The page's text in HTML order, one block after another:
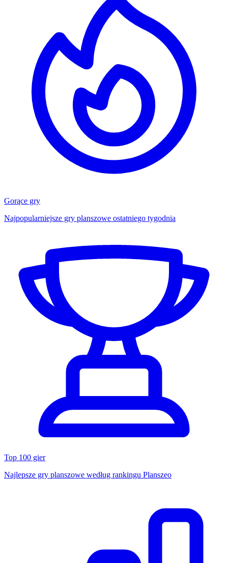
Gorące gry
Najpopularniejsze gry planszowe ostatniego tygodnia
Top 100 gier
Najlepsze gry planszowe według rankingu Planszeo